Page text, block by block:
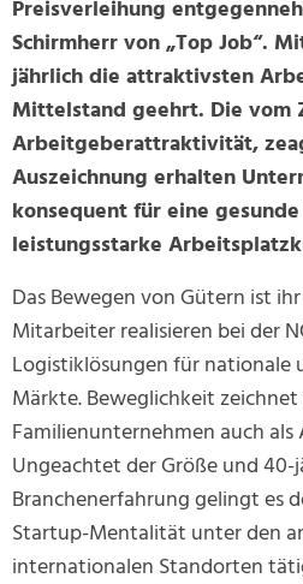
Preisverleihung
Schirmherr von „Top Job“.
jährlich die attraktivsten
Mittelstand geehrt. Die vom
Arbeitgeberattraktivität,
Auszeichnung erhalten
konsequent für eine
leistungsstarke
Das Bewegen von Gütern ist
Mitarbeiter realisieren bei der
Logistiklösungen für nationale
Märkte. Beweglichkeit
Familienunternehmen auch als
Ungeachtet der Größe und 40-
Branchenerfahrung gelingt es
Startup-Mentalität unter den
internationalen Standorten